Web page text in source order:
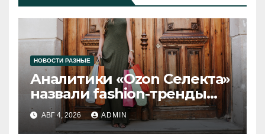
НОВОСТИ РАЗНЫЕ
Аналитики «Ozon Селекта»
назвали fashion-тренды
2026 года
АВГ 4, 2026 ADMIN